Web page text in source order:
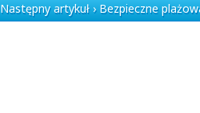
Następny artykuł › Bezpieczne